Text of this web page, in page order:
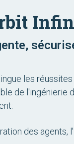
les réussites
de l'ingénierie
des agents,